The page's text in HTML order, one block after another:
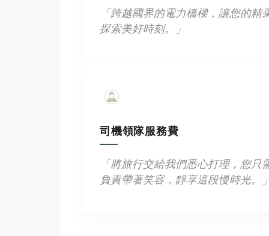
「跨越國界的電力橋樑，讓您的精
探索美好時刻。」
司機領隊服務費
「將旅行交給我們悉心打理，您只
負責帶著笑容，靜享這段慢時光。